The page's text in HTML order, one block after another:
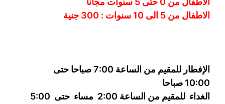
الاطفال من 5 الى 10 سنوات : 300
جنية
الإفطار للمقيم من الساعة 7:00 صباحا حتى
10:00 صباحا
الغداء للمقيم من الساعة 2:00 مساء حتى
5:00